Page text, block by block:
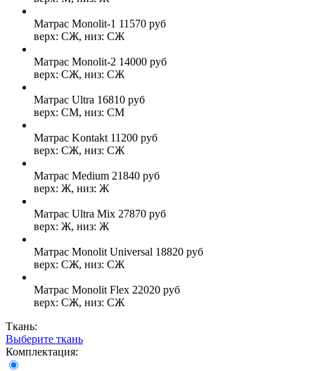
Матрас Monolit-1 11570 руб
верх: СЖ, низ: СЖ
Матрас Monolit-2 14000 руб
верх: СЖ, низ: СЖ
Матрас Ultra 16810 руб
верх: СМ, низ: СМ
Матрас Kontakt 11200 руб
верх: СЖ, низ: СЖ
Матрас Medium 21840 руб
верх: Ж, низ: Ж
Матрас Ultra Mix 27870 руб
верх: Ж, низ: Ж
Матрас Monolit Universal 18820 руб
верх: СЖ, низ: СЖ
Матрас Monolit Flex 22020 руб
верх: СЖ, низ: СЖ
Ткань:
Выберите ткань
Комплектация: